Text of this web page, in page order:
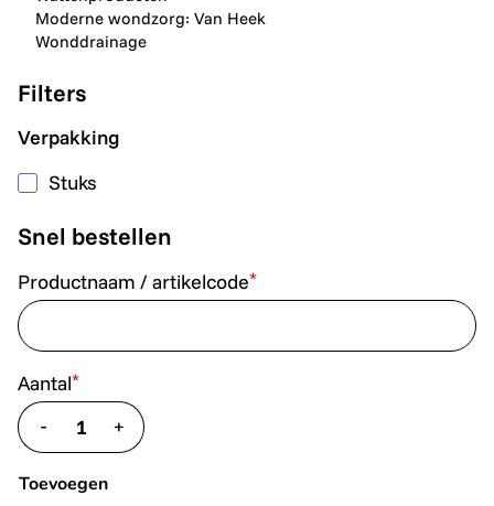
Moderne wondzorg: Van Heek
Wonddrainage
Filters
Verpakking
Stuks
Snel bestellen
Productnaam / artikelcode*
Aantal*
- translate.decrease
+translate.increase
Toevoegen